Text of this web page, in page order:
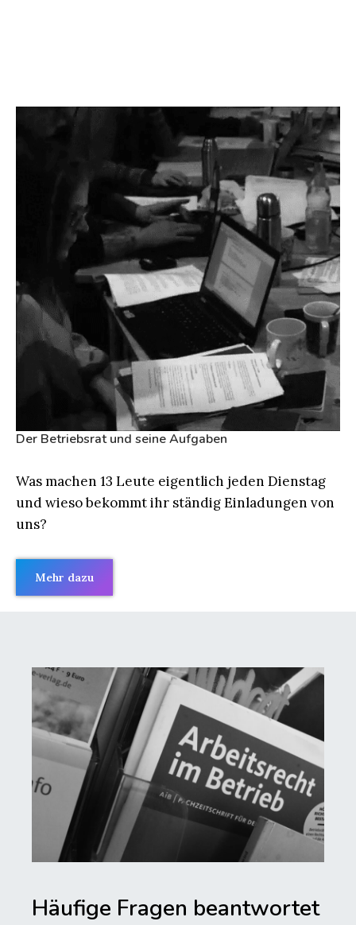
Der Betriebsrat und seine Aufgaben
Was machen 13 Leute eigentlich jeden Dienstag
und wieso bekommt ihr ständig Einladungen von
uns?
Mehr dazu
Häufige Fragen beantwortet